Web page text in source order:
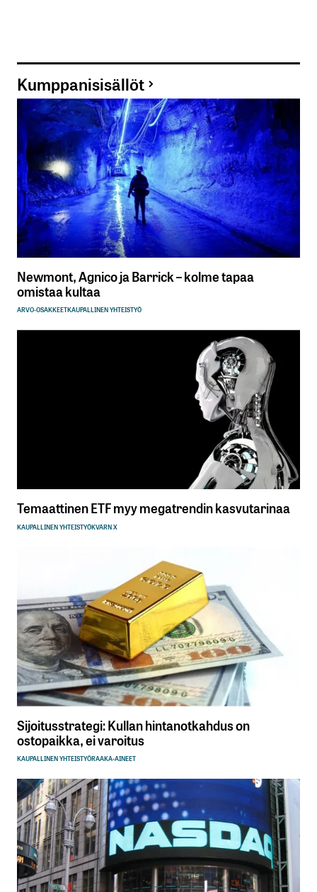
Kumppanisisällöt
Newmont, Agnico ja Barrick – kolme tapaa
omistaa kultaa
ARVO-OSAKKEETKAUPALLINEN YHTEISTYÖ
Temaattinen ETF myy megatrendin kasvutarinaa
KAUPALLINEN YHTEISTYÖKVARN X
Sijoitusstrategi: Kullan hintanotkahdus on
ostopaikka, ei varoitus
KAUPALLINEN YHTEISTYÖRAAKA-AINEET